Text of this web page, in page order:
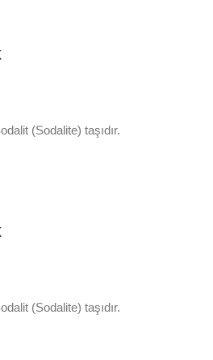
(Sodalite) taşıdır.
(Sodalite) taşıdır.